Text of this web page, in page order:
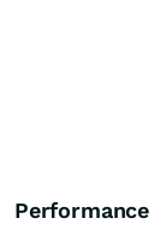
Performance